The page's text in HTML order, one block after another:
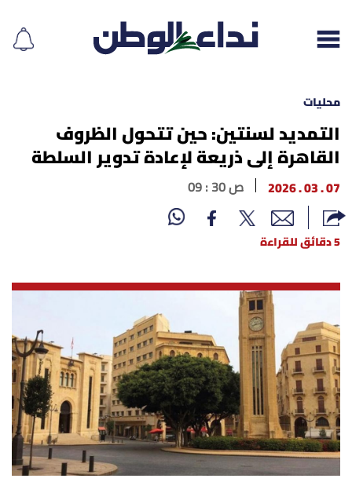
إقرأ الجريدة
لبنان
الغلاف
نداء اليوم
محليات
أسرار
متفرقات
نداء القرّاء
محليات
التمديد لسنتين: حين تتحول الظروف
القاهرة إلى ذريعة لإعادة تدوير السلطة
07 . 03 . 2026 09 : 30 ص
5 دقائق للقراءة